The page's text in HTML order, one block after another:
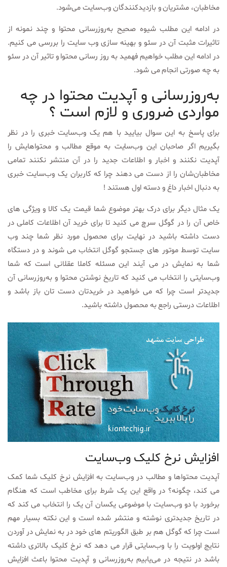
مخاطبان‌،‌ مشتریان و بازدیدکنندگان وب‌‌سایت می‌شود.
در ادامه این مطلب شیوه صحیح به‌روزرسانی محتوا و چند نمونه از
تاثیرات مثبت آن در سئو و بهینه سازی وب‌‌ سایت را بررسی می کنیم.
در ادامه این مطلب خواهیم فهمید ‌به ‌روز رسانی محتوا و تاثیر آن در سئو
به چه صورتی انجام می شود.
به‌روزرسانی و آپدیت محتوا در چه
مواردی ضروری و لازم است ؟
برای پاسخ به این سوال بیایید با هم یک وب‌سایت خبری را در نظر
بگیریم اگر صاحبان این وب‌سایت به موقع مطالب و محتوا‌هایش را
آپدیت نکنند و اخبار و اطلاعات جدید را در آن منتشر نکنند تمامی
مخاطبان‌شان را از دست می دهند چرا که کاربران یک وب‌سایت خبری
به دنبال اخبار داغ و دسته اول هستند !
یک مثال دیگر برای درک بهتر موضوع شما قیمت یک کالا و ویژگی های
خاص آن را در گوگل سرچ می کنید تا برای خرید آن اطلاعات کاملی در
دست داشته باشید در نهایت برای محصول مورد نظر شما چند وب
سایت توسط موتور های جستجو گوگل انتخاب می شوند و در دستگاه
شما به نمایش در می آیند این مسئله کاملا عقلانی است که شما
وب‌سایتی را انتخاب می کنید که تاریخ نوشتن محتوا و به‌روزرسانی آن
جدیدتر است چرا که می خواهید در خریدتان دست تان باز باشد و
اطلاعات درستی راجع به محصول داشته باشید.
افزایش نرخ کلیک وب‌سایت
آپدیت محتواها و مطالب در وب‌سایت به افزایش نرخ کلیک شما کمک
می کند‌، چگونه‌؟ در واقع این یک شرط برای مخاطب است که هنگام
برخورد با دو وب‌سایت با موضوعی یکسان آن یک را انتخاب می کند که
در تاریخ جدیدتری نوشته و منتشر شده است و این نکته بسیار مهم
است چرا که گوگل هم بر طبق الگوریتم های خود در به نمایش در آوردن
نتایج اولویت را با وب‌سایتی قرار می دهد که نرخ کلیک بالاتری داشته
باشد در نتیجه در می‌یابیم به‌روزرسانی و آپدیت محتوا باعث افزایش